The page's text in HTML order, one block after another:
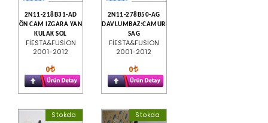
2N11-218B31-AD
ÖN CAM IZGARA YAN
KULAK SOL
FİESTA&FUSİON
2001-2012
0
2N11-278B50-AG
DAVLUMBAZ:CAMURLUK,ARKA
SAG
FİESTA&FUSİON
2001-2012
0
Stokda Stokda